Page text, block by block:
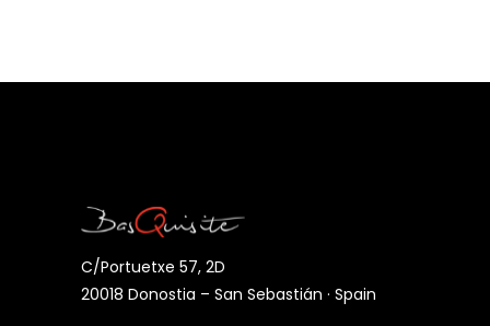
C/Portuetxe 57, 2D
20018 Donostia – San Sebastián · Spain